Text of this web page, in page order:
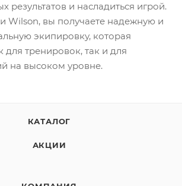
результатов и насладиться игрой.
Wilson, вы получаете надежную и
экипировку, которая
для тренировок, так и для
на высоком уровне.
КАТАЛОГ
АКЦИИ